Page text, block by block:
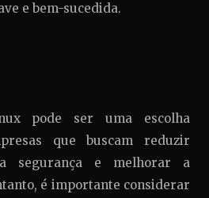
e bem-sucedida.
pode ser uma escolha
que buscam reduzir
segurança e melhorar a
é importante considerar